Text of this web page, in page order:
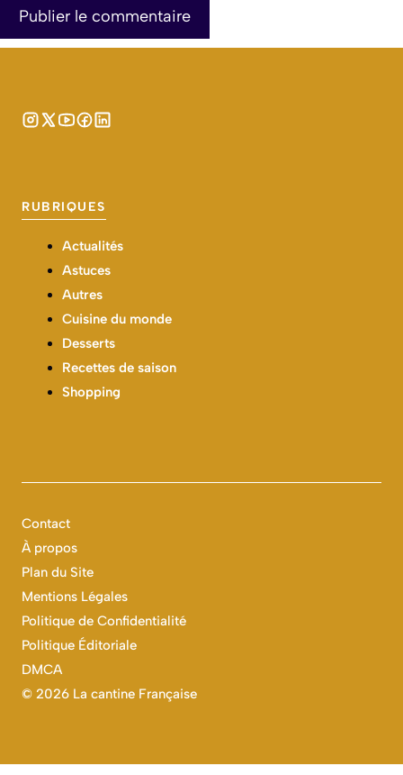
RUBRIQUES
Actualités
Astuces
Autres
Cuisine du monde
Desserts
Recettes de saison
Shopping
© 2026 La cantine Française
Contact
À propos
Plan du Site
Mentions Légales
Politique de Confidentialité
Politique Éditoriale
DMCA